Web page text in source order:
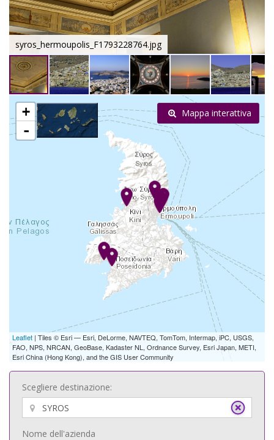
syros_hermoupolis_F1793228764.jpg
+
-
Leaflet | Tiles © Esri — Esri, DeLorme, NAVTEQ, TomTom, Intermap, iPC, USGS,
FAO, NPS, NRCAN, GeoBase, Kadaster NL, Ordnance Survey, Esri Japan, METI,
Esri China (Hong Kong), and the GIS User Community
Mappa interattiva
Scegliere destinazione:
Nome dell'azienda